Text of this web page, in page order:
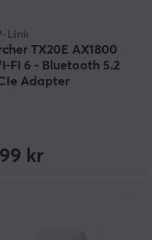
Link
TX20E AX1800
Fi 6 - Bluetooth 5.2
Adapter
kr